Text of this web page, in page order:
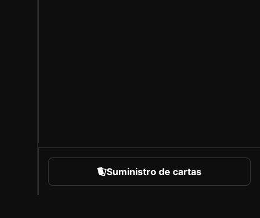
Suministro de cartas